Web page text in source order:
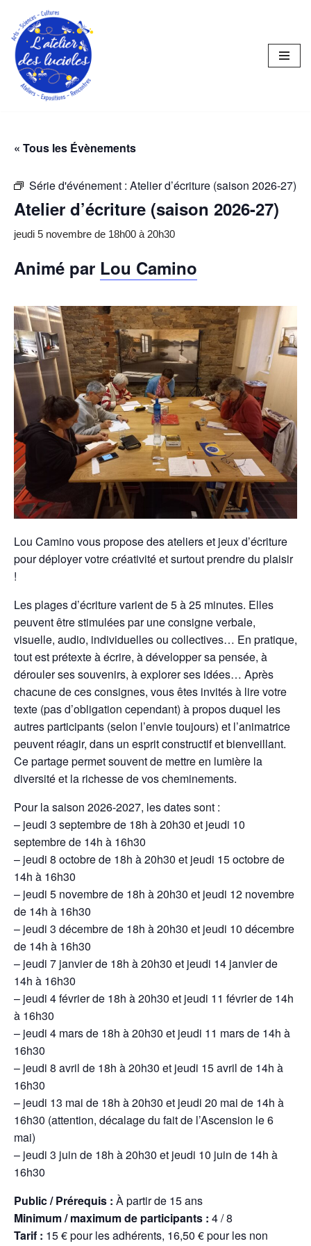
Aller
au
contenu
« Tous les Évènements
Série d'événement : Atelier d’écriture (saison 2026-27)
Atelier d’écriture (saison 2026-27)
jeudi 5 novembre de 18h00 à20h30
Animé par Lou Camino
Lou Camino vous propose des ateliers et jeux d’écriture
pour déployer votre créativité et surtout prendre du plaisir
!
Les plages d’écriture varient de 5 à 25 minutes. Elles
peuvent être stimulées par une consigne verbale,
visuelle, audio, individuelles ou collectives… En pratique,
tout est prétexte à écrire, à développer sa pensée, à
dérouler ses souvenirs, à explorer ses idées… Après
chacune de ces consignes, vous êtes invités à lire votre
texte (pas d’obligation cependant) à propos duquel les
autres participants (selon l’envie toujours) et l’animatrice
peuvent réagir, dans un esprit constructif et bienveillant.
Ce partage permet souvent de mettre en lumière la
diversité et la richesse de vos cheminements.
Pour la saison 2026-2027, les dates sont :
– jeudi 3 septembre de 18h à 20h30 et jeudi 10
septembre de 14h à 16h30
– jeudi 8 octobre de 18h à 20h30 et jeudi 15 octobre de
14h à 16h30
– jeudi 5 novembre de 18h à 20h30 et jeudi 12 novembre
de 14h à 16h30
– jeudi 3 décembre de 18h à 20h30 et jeudi 10 décembre
de 14h à 16h30
– jeudi 7 janvier de 18h à 20h30 et jeudi 14 janvier de
14h à 16h30
– jeudi 4 février de 18h à 20h30 et jeudi 11 février de 14h
à 16h30
– jeudi 4 mars de 18h à 20h30 et jeudi 11 mars de 14h à
16h30
– jeudi 8 avril de 18h à 20h30 et jeudi 15 avril de 14h à
16h30
– jeudi 13 mai de 18h à 20h30 et jeudi 20 mai de 14h à
16h30 (attention, décalage du fait de l’Ascension le 6
mai)
– jeudi 3 juin de 18h à 20h30 et jeudi 10 juin de 14h à
16h30
Public / Prérequis : À partir de 15 ans
Minimum / maximum de participants : 4 / 8
Tarif : 15 € pour les adhérents, 16,50 € pour les non